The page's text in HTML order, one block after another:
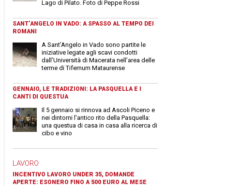
Lago di Pilato. Foto di Peppe Rossi
SANT’ANGELO IN VADO: A SPASSO AL TEMPO DEI
ROMANI
A Sant’Angelo in Vado sono partite le
iniziative legate agli scavi condotti
dall’Università di Macerata nell’area delle
terme di Tifernum Mataurense
GENNAIO, LE TRADIZIONI: LA PASQUELLA E I
CANTI DI QUESTUA
Il 5 gennaio si rinnova ad Ascoli Piceno e
nei dintorni l'antico rito della Pasquella:
una questua di casa in casa alla ricerca di
cibo e vino
LAVORO
INCENTIVO LAVORO UNDER 35, DOMANDE
APERTE: ESONERO FINO A 500 EURO AL MESE